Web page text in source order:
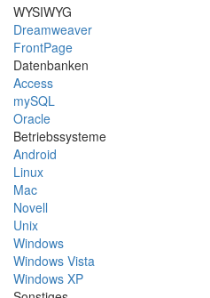
WYSIWYG
Dreamweaver
FrontPage
Datenbanken
Access
mySQL
Oracle
Betriebssysteme
Android
Linux
Mac
Novell
Unix
Windows
Windows Vista
Windows XP